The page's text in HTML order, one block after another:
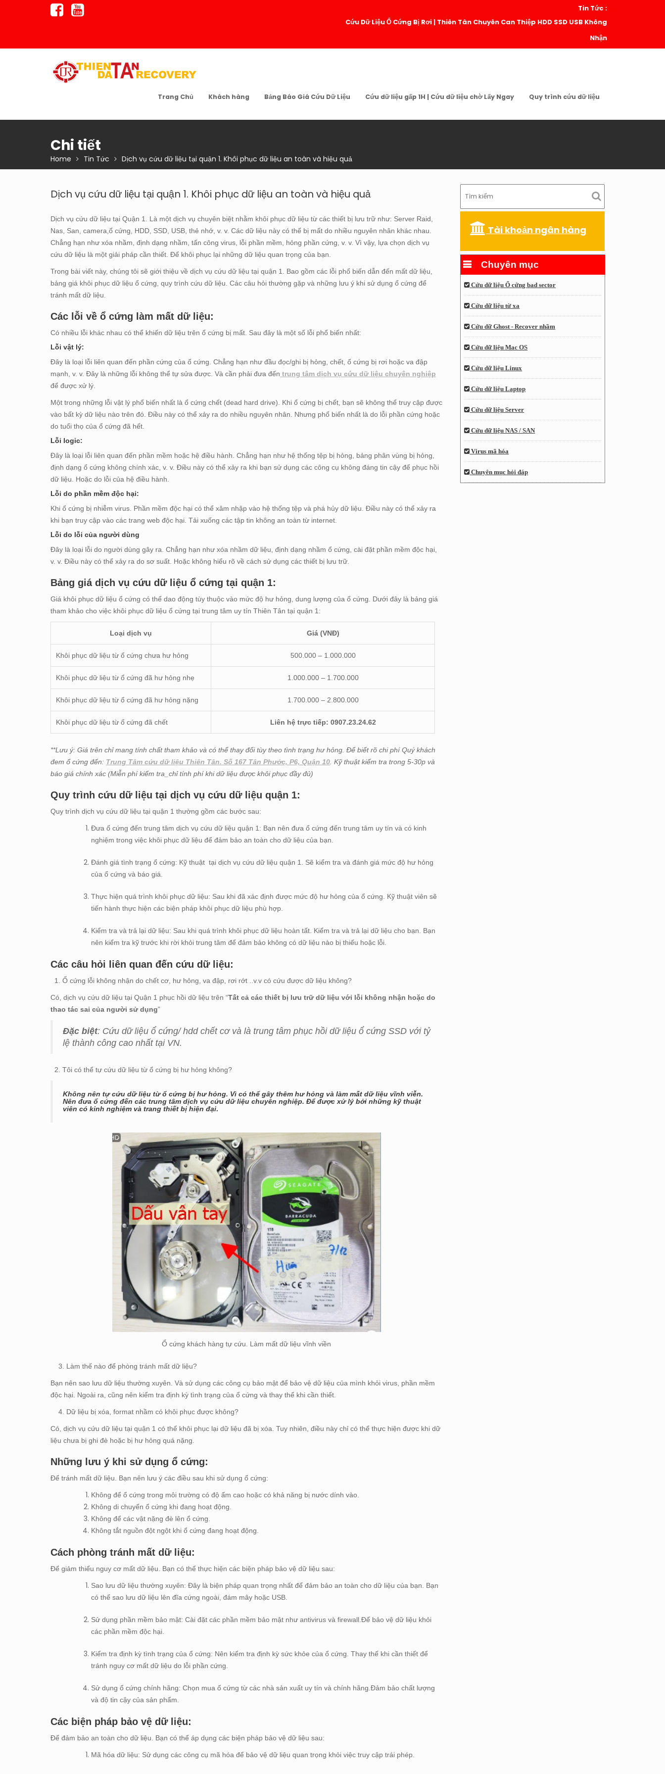
Tin Tức :
Cứu Dữ Liệu Ổ Cứng Bị Rơi | Thiên Tân Chuyên Can Thiệp HDD SSD USB Không
Nhận
Trang Chủ Khách hàng Bảng Báo Giá Cứu Dữ Liệu Cứu dữ liệu gấp 1H | Cứu dữ liệu chờ Lấy Ngay Quy trình cứu dữ liệu
Chi tiết
Home Tin Tức Dịch vụ cứu dữ liệu tại quận 1. Khôi phục dữ liệu an toàn và hiệu quả
Dịch vụ cứu dữ liệu tại quận 1. Khôi phục dữ liệu an toàn và hiệu quả
Dịch vụ cứu dữ liệu tại Quận 1. Là một dịch vụ chuyên biệt nhằm khôi phục dữ liệu từ các thiết bị lưu trữ như: Server Raid,
Nas, San, camera,ổ cứng, HDD, SSD, USB, thẻ nhớ, v. v. Các dữ liệu này có thể bị mất do nhiều nguyên nhân khác nhau.
Chẳng hạn như xóa nhầm, định dạng nhầm, tấn công virus, lỗi phần mềm, hỏng phần cứng, v. v. Vì vậy, lựa chọn dịch vụ
cứu dữ liệu là một giải pháp cần thiết. Để khôi phục lại những dữ liệu quan trọng của bạn.
Trong bài viết này, chúng tôi sẽ giới thiệu về dịch vụ cứu dữ liệu tại quận 1. Bao gồm các lỗi phổ biến dẫn đến mất dữ liệu,
bảng giá khôi phục dữ liệu ổ cứng, quy trình cứu dữ liệu. Các câu hỏi thường gặp và những lưu ý khi sử dụng ổ cứng để
tránh mất dữ liệu.
Các lỗi về ổ cứng làm mất dữ liệu:
Có nhiều lỗi khác nhau có thể khiến dữ liệu trên ổ cứng bị mất. Sau đây là một số lỗi phổ biến nhất:
Lỗi vật lý:
Đây là loại lỗi liên quan đến phần cứng của ổ cứng. Chẳng hạn như đầu đọc/ghi bị hỏng, chết, ổ cứng bị rơi hoặc va đập
mạnh, v. v. Đây là những lỗi không thể tự sửa được. Và cần phải đưa đến trung tâm dịch vụ cứu dữ liệu chuyên nghiệp
để được xử lý.
Một trong những lỗi vật lý phổ biến nhất là ổ cứng chết (dead hard drive). Khi ổ cứng bị chết, bạn sẽ không thể truy cập được
vào bất kỳ dữ liệu nào trên đó. Điều này có thể xảy ra do nhiều nguyên nhân. Nhưng phổ biến nhất là do lỗi phần cứng hoặc
do tuổi thọ của ổ cứng đã hết.
Lỗi logic:
Đây là loại lỗi liên quan đến phần mềm hoặc hệ điều hành. Chẳng hạn như hệ thống tệp bị hỏng, bảng phân vùng bị hỏng,
định dạng ổ cứng không chính xác, v. v. Điều này có thể xảy ra khi bạn sử dụng các công cụ không đáng tin cậy để phục hồi
dữ liệu. Hoặc do lỗi của hệ điều hành.
Lỗi do phần mềm độc hại:
Khi ổ cứng bị nhiễm virus. Phần mềm độc hại có thể xâm nhập vào hệ thống tệp và phá hủy dữ liệu. Điều này có thể xảy ra
khi bạn truy cập vào các trang web độc hại. Tải xuống các tập tin không an toàn từ internet.
Lỗi do lỗi của người dùng
Đây là loại lỗi do người dùng gây ra. Chẳng hạn như xóa nhầm dữ liệu, định dạng nhầm ổ cứng, cài đặt phần mềm độc hại,
v. v. Điều này có thể xảy ra do sơ suất. Hoặc không hiểu rõ về cách sử dụng các thiết bị lưu trữ.
Bảng giá dịch vụ cứu dữ liệu ổ cứng tại quận 1:
Giá khôi phục dữ liệu ổ cứng có thể dao động tùy thuộc vào mức độ hư hỏng, dung lượng của ổ cứng. Dưới đây là bảng giá
tham khảo cho việc khôi phục dữ liệu ổ cứng tại trung tâm uy tín Thiên Tân tại quận 1:
Loại dịch vụ Giá (VNĐ)
Khôi phục dữ liệu từ ổ cứng chưa hư hỏng 500.000 – 1.000.000
Khôi phục dữ liệu từ ổ cứng đã hư hỏng nhẹ 1.000.000 – 1.700.000
Khôi phục dữ liệu từ ổ cứng đã hư hỏng nặng 1.700.000 – 2.800.000
Khôi phục dữ liệu từ ổ cứng đã chết Liên hệ trực tiếp: 0907.23.24.62
**Lưu ý: Giá trên chỉ mang tính chất tham khảo và có thể thay đổi tùy theo tình trạng hư hỏng. Để biết rõ chi phí Quý khách
đem ổ cứng đến: Trung Tâm cứu dữ liệu Thiên Tân. Số 167 Tân Phước, P6, Quận 10. Kỹ thuật kiểm tra trong 5-30p và
báo giá chính xác (Miễn phí kiểm tra_chỉ tính phí khi dữ liệu được khôi phục đầy đủ)
Quy trình cứu dữ liệu tại dịch vụ cứu dữ liệu quận 1:
Quy trình dịch vụ cứu dữ liệu tại quận 1 thường gồm các bước sau:
Đưa ổ cứng đến trung tâm dịch vụ cứu dữ liệu quận 1: Bạn nên đưa ổ cứng đến trung tâm uy tín và có kinh
nghiệm trong việc khôi phục dữ liệu để đảm bảo an toàn cho dữ liệu của bạn.
Đánh giá tình trạng ổ cứng: Kỹ thuật tại dịch vụ cứu dữ liệu quận 1. Sẽ kiểm tra và đánh giá mức độ hư hỏng
của ổ cứng và báo giá.
Thực hiện quá trình khôi phục dữ liệu: Sau khi đã xác định được mức độ hư hỏng của ổ cứng. Kỹ thuật viên sẽ
tiến hành thực hiện các biện pháp khôi phục dữ liệu phù hợp.
Kiểm tra và trả lại dữ liệu: Sau khi quá trình khôi phục dữ liệu hoàn tất. Kiểm tra và trả lại dữ liệu cho bạn. Bạn
nên kiểm tra kỹ trước khi rời khỏi trung tâm để đảm bảo không có dữ liệu nào bị thiếu hoặc lỗi.
Các câu hỏi liên quan đến cứu dữ liệu:
1. Ổ cứng lỗi không nhận do chết cơ, hư hỏng, va đập, rơi rớt ..v.v có cứu được dữ liệu không?
Có, dịch vụ cứu dữ liệu tại Quận 1 phục hồi dữ liệu trên “Tất cả các thiết bị lưu trữ dữ liệu với lỗi không nhận hoặc do
thao tác sai của người sử dụng”
Đặc biệt: Cứu dữ liệu ổ cứng/ hdd chết cơ và là trung tâm phục hồi dữ liệu ổ cứng SSD với tỷ
lệ thành công cao nhất tại VN.
2. Tôi có thể tự cứu dữ liệu từ ổ cứng bị hư hỏng không?
Không nên tự cứu dữ liệu từ ổ cứng bị hư hỏng. Vì có thể gây thêm hư hỏng và làm mất dữ liệu vĩnh viễn.
Nên đưa ổ cứng đến các trung tâm dịch vụ cứu dữ liệu chuyên nghiệp. Để được xử lý bởi những kỹ thuật
viên có kinh nghiệm và trang thiết bị hiện đại.
Ổ cứng khách hàng tự cứu. Làm mất dữ liệu vĩnh viền
3. Làm thế nào để phòng tránh mất dữ liệu?
Bạn nên sao lưu dữ liệu thường xuyên. Và sử dụng các công cụ bảo mật để bảo vệ dữ liệu của mình khỏi virus, phần mềm
độc hại. Ngoài ra, cũng nên kiểm tra định kỳ tình trạng của ổ cứng và thay thế khi cần thiết.
4. Dữ liệu bị xóa, format nhầm có khôi phục được không?
Có, dịch vụ cứu dữ liệu tại quận 1 có thể khôi phục lại dữ liệu đã bị xóa. Tuy nhiên, điều này chỉ có thể thực hiện được khi dữ
liệu chưa bị ghi đè hoặc bị hư hỏng quá nặng.
Những lưu ý khi sử dụng ổ cứng:
Để tránh mất dữ liệu. Bạn nên lưu ý các điều sau khi sử dụng ổ cứng:
Không để ổ cứng trong môi trường có độ ẩm cao hoặc có khả năng bị nước dính vào.
Không di chuyển ổ cứng khi đang hoạt động.
Không để các vật nặng đè lên ổ cứng.
Không tắt nguồn đột ngột khi ổ cứng đang hoạt động.
Cách phòng tránh mất dữ liệu:
Để giảm thiểu nguy cơ mất dữ liệu. Bạn có thể thực hiện các biện pháp bảo vệ dữ liệu sau:
Sao lưu dữ liệu thường xuyên: Đây là biện pháp quan trọng nhất để đảm bảo an toàn cho dữ liệu của bạn. Bạn
có thể sao lưu dữ liệu lên đĩa cứng ngoài, đám mây hoặc USB.
Sử dụng phần mềm bảo mật: Cài đặt các phần mềm bảo mật như antivirus và firewall.Để bảo vệ dữ liệu khỏi
các phần mềm độc hại.
Kiểm tra định kỳ tình trạng của ổ cứng: Nên kiểm tra định kỳ sức khỏe của ổ cứng. Thay thế khi cần thiết để
tránh nguy cơ mất dữ liệu do lỗi phần cứng.
Sử dụng ổ cứng chính hãng: Chọn mua ổ cứng từ các nhà sản xuất uy tín và chính hãng.Đảm bảo chất lượng
và độ tin cậy của sản phẩm.
Các biện pháp bảo vệ dữ liệu:
Để đảm bảo an toàn cho dữ liệu. Bạn có thể áp dụng các biện pháp bảo vệ dữ liệu sau:
Mã hóa dữ liệu: Sử dụng các công cụ mã hóa để bảo vệ dữ liệu quan trọng khỏi việc truy cập trái phép.
Tài khoản ngân hàng
Chuyên mục
Cứu dữ liệu Ổ cứng bad sector
Cứu dữ liệu từ xa
Cứu dữ Ghost - Recover nhầm
Cứu dữ liệu Mac OS
Cứu dữ liệu Linux
Cứu dữ liệu Laptop
Cứu dữ liệu Server
Cứu dữ liệu NAS / SAN
Virus mã hóa
Chuyên mục hỏi đáp